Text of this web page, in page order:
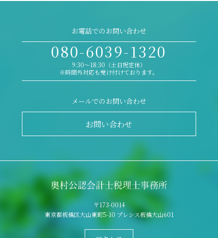
お電話でのお問い合わせ
080-6039-1320
9:30～18:30（土日祝定休）
※時間外対応も受け付けております。
メールでのお問い合わせ
お問い合わせ
〒173-0014
東京都板橋区大山東町5-10 プレシス板橋大山601